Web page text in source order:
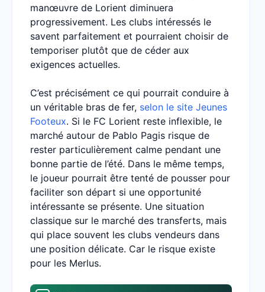
manœuvre de Lorient diminuera
progressivement. Les clubs intéressés le
savent parfaitement et pourraient choisir de
temporiser plutôt que de céder aux
exigences actuelles.
C’est précisément ce qui pourrait conduire à
un véritable bras de fer, selon le site Jeunes
Footeux. Si le FC Lorient reste inflexible, le
marché autour de Pablo Pagis risque de
rester particulièrement calme pendant une
bonne partie de l’été. Dans le même temps,
le joueur pourrait être tenté de pousser pour
faciliter son départ si une opportunité
intéressante se présente. Une situation
classique sur le marché des transferts, mais
qui place souvent les clubs vendeurs dans
une position délicate. Car le risque existe
pour les Merlus.